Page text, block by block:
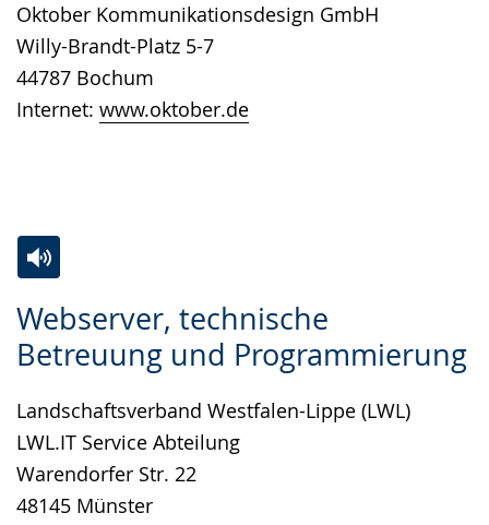
Oktober Kommunikationsdesign GmbH
Willy-Brandt-Platz 5-7
44787 Bochum
Internet: www.oktober.de
wechseln.
Deutscher
Gebärdensprache
wird
angezeigt.
Webserver, technische
Betreuung und Programmierung
Landschaftsverband Westfalen-Lippe (LWL)
LWL.IT Service Abteilung
Warendorfer Str. 22
48145 Münster
Leichten
Sprache
Audio-
Unterstützung.
Video
in
Gebärdensprache
wird
angezeigt.